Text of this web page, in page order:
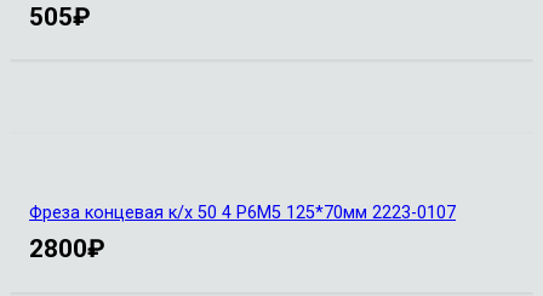
505₽
Фреза концевая к/х 50 4 Р6М5 125*70мм 2223-0107
2800₽